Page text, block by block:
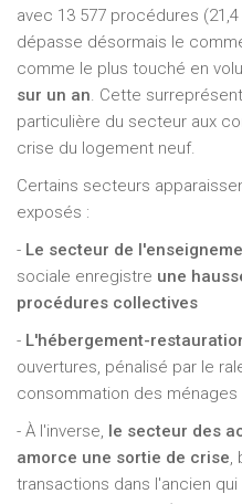
avec 13 577 procédures
dépasse désormais le
comme le plus touché en
sur un an. Cette
particulière du secteur aux
crise du logement neuf.
Certains secteurs
exposés :
- Le secteur de
sociale enregistre une
procédures collectives
- L'hébergement-
ouvertures, pénalisé par le
consommation des ménages
- À l'inverse, le secteur des
amorce une sortie de crise,
transactions dans l'ancien